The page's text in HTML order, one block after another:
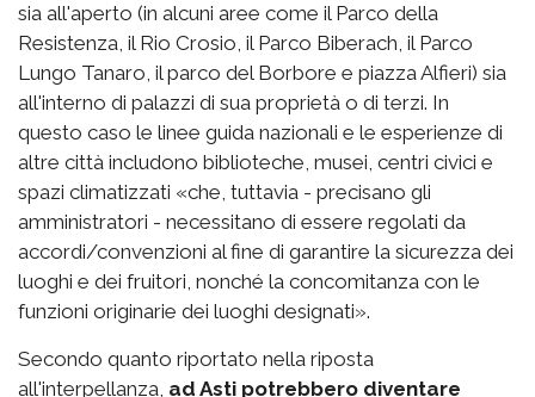
sia all'aperto (in alcuni aree come il Parco della
Resistenza, il Rio Crosio, il Parco Biberach, il Parco
Lungo Tanaro, il parco del Borbore e piazza Alfieri) sia
all'interno di palazzi di sua proprietà o di terzi. In
questo caso le linee guida nazionali e le esperienze di
altre città includono biblioteche, musei, centri civici e
spazi climatizzati «che, tuttavia - precisano gli
amministratori - necessitano di essere regolati da
accordi/convenzioni al fine di garantire la sicurezza dei
luoghi e dei fruitori, nonché la concomitanza con le
funzioni originarie dei luoghi designati».
Secondo quanto riportato nella riposta
all'interpellanza, ad Asti potrebbero diventare